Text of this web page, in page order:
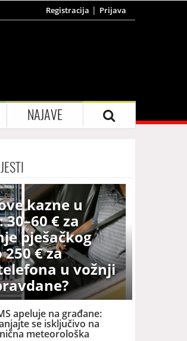
Registracija Prijava
NAJAVE
kazne u
€ za
pješačkog
€ za
u vožnji
apeluje na građane:
se isključivo na
meteorološka